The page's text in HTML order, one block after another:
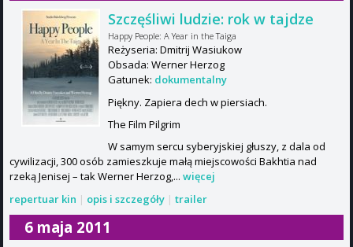
Szczęśliwi ludzie: rok w tajdze
Happy People: A Year in the Taiga
Reżyseria: Dmitrij Wasiukow
Obsada: Werner Herzog
Gatunek: dokumentalny
Piękny. Zapiera dech w piersiach.
The Film Pilgrim
W samym sercu syberyjskiej głuszy, z dala od
cywilizacji, 300 osób zamieszkuje małą miejscowości Bakhtia nad
rzeką Jenisej – tak Werner Herzog,... więcej
repertuar kin | opis i szczegóły | trailer
6 maja 2011